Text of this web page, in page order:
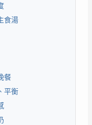
食湯
餐
平衡